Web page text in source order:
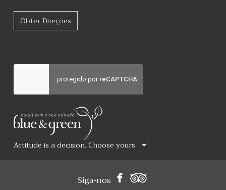
Obter Direções
Attitude is a decision. Choose yours
Siga-nos